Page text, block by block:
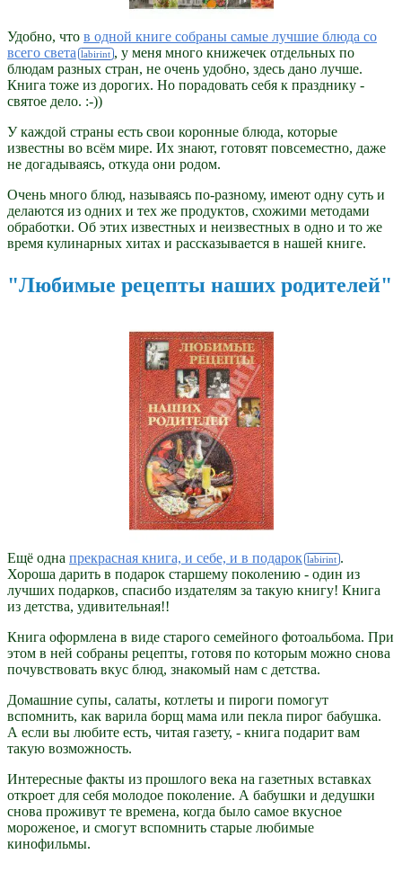
Удобно, что в одной книге собраны самые лучшие блюда со
всего света
, у меня много книжечек отдельных по
блюдам разных стран, не очень удобно, здесь дано лучше.
Книга тоже из дорогих. Но порадовать себя к празднику -
святое дело. :-))
У каждой страны есть свои коронные блюда, которые
известны во всём мире. Их знают, готовят повсеместно, даже
не догадываясь, откуда они родом.
Очень много блюд, называясь по-разному, имеют одну суть и
делаются из одних и тех же продуктов, схожими методами
обработки. Об этих известных и неизвестных в одно и то же
время кулинарных хитах и рассказывается в нашей книге.
"Любимые рецепты наших родителей"
Ещё одна прекрасная книга, и себе, и в подарок
.
Хороша дарить в подарок старшему поколению - один из
лучших подарков, спасибо издателям за такую книгу! Книга
из детства, удивительная!!
Книга оформлена в виде старого семейного фотоальбома. При
этом в ней собраны рецепты, готовя по которым можно снова
почувствовать вкус блюд, знакомый нам с детства.
Домашние супы, салаты, котлеты и пироги помогут
вспомнить, как варила борщ мама или пекла пирог бабушка.
А если вы любите есть, читая газету, - книга подарит вам
такую возможность.
Интересные факты из прошлого века на газетных вставках
откроет для себя молодое поколение. А бабушки и дедушки
снова проживут те времена, когда было самое вкусное
мороженое, и смогут вспомнить старые любимые
кинофильмы.